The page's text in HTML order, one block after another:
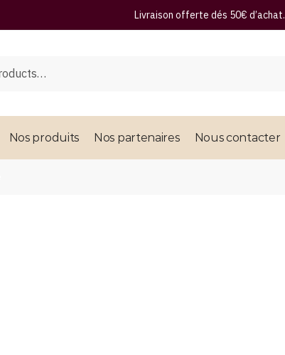
Livraison offerte dés 50€ d’achat.
Nos produits Nos partenaires Nous contacter